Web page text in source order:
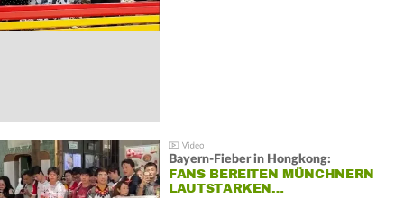
Bayern-Fieber in Hongkong:
FANS BEREITEN MÜNCHNERN
LAUTSTARKEN…